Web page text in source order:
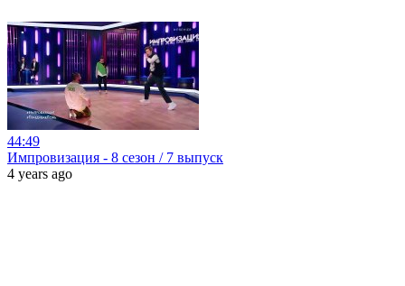
44:49
Импровизация - 8 сезон / 7 выпуск
4 years ago